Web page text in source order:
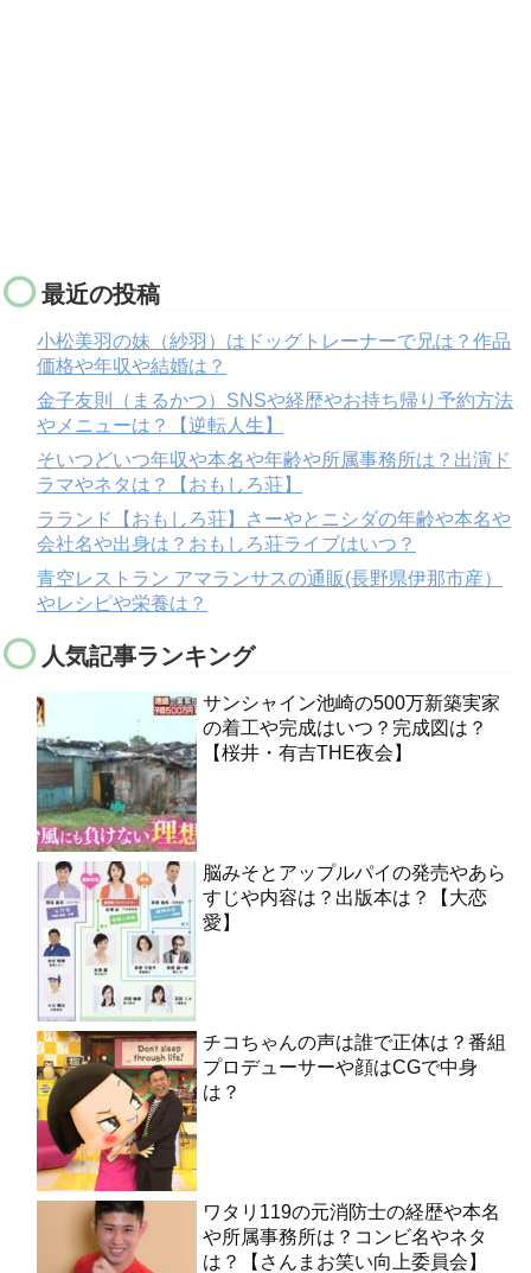
最近の投稿
小松美羽の妹（紗羽）はドッグトレーナーで兄は？作品
価格や年収や結婚は？
金子友則（まるかつ）SNSや経歴やお持ち帰り予約方法
やメニューは？【逆転人生】
そいつどいつ年収や本名や年齢や所属事務所は？出演ド
ラマやネタは？【おもしろ荘】
ラランド【おもしろ荘】さーやとニシダの年齢や本名や
会社名や出身は？おもしろ荘ライブはいつ？
青空レストラン アマランサスの通販(長野県伊那市産）
やレシピや栄養は？
人気記事ランキング
サンシャイン池崎の500万新築実家
の着工や完成はいつ？完成図は？
【桜井・有吉THE夜会】
脳みそとアップルパイの発売やあら
すじや内容は？出版本は？【大恋
愛】
チコちゃんの声は誰で正体は？番組
プロデューサーや顔はCGで中身
は？
ワタリ119の元消防士の経歴や本名
や所属事務所は？コンビ名やネタ
は？【さんまお笑い向上委員会】